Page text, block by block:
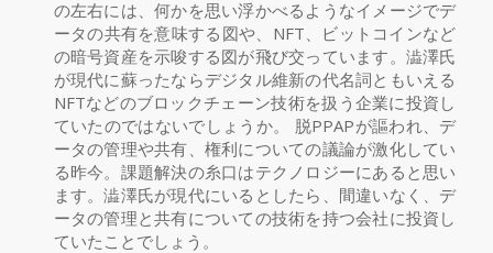
の左右には、何かを思い浮かべるようなイメージでデ
ータの共有を意味する図や、NFT、ビットコインなど
の暗号資産を示唆する図が飛び交っています。澁澤氏
が現代に蘇ったならデジタル維新の代名詞ともいえる
NFTなどのブロックチェーン技術を扱う企業に投資し
ていたのではないでしょうか。 脱PPAPが謳われ、デ
ータの管理や共有、権利についての議論が激化してい
る昨今。課題解決の糸口はテクノロジーにあると思い
ます。澁澤氏が現代にいるとしたら、間違いなく、デ
ータの管理と共有についての技術を持つ会社に投資し
ていたことでしょう。